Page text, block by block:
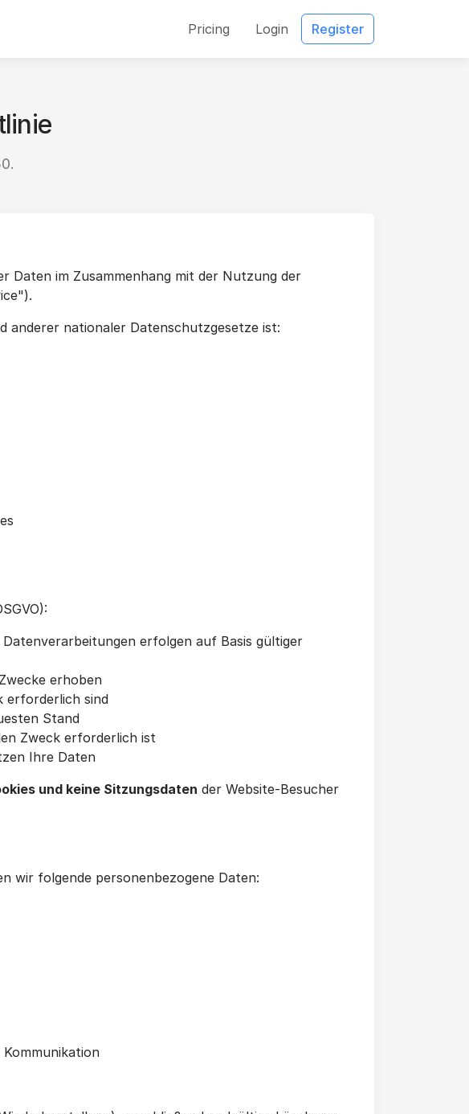
Pricing Login Register
Daten im Zusammenhang mit der Nutzung der
anderer nationaler Datenschutzgesetze ist:
Datenverarbeitungen erfolgen auf Basis gültiger
erhoben
erforderlich sind
Stand
Zweck erforderlich ist
Ihre Daten
und keine Sitzungsdaten der Website-Besucher
wir folgende personenbezogene Daten: